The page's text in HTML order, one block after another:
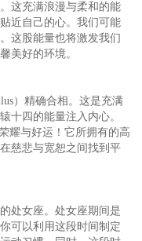
这充满浪漫与柔和的能
近自己的心。我们可能
这股能量也将激发我们
美好的环境。
）精确合相。这是充满
十四的能量注入内心。
耀与好运！它所拥有的高
慈悲与宽恕之间找到平
处女座。处女座期间是
可以利用这段时间制定